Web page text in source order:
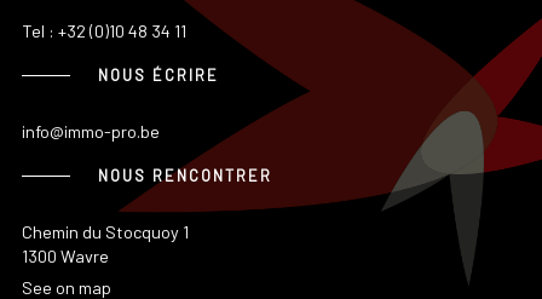
Tel : +32 (0)10 48 34 11
NOUS ÉCRIRE
info@immo-pro.be
NOUS RENCONTRER
Chemin du Stocquoy 1
1300 Wavre
See on map